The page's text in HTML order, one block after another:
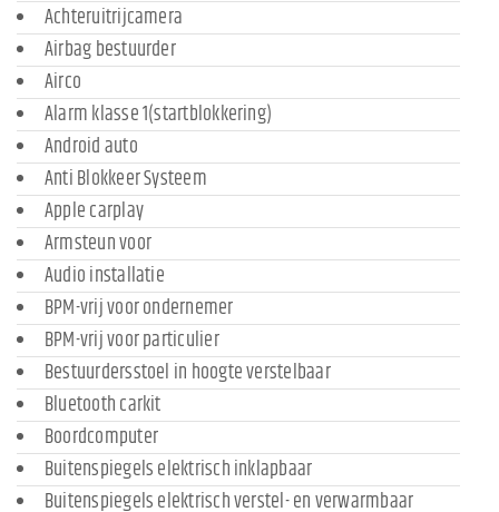
Achteruitrijcamera
Airbag bestuurder
Airco
Alarm klasse 1(startblokkering)
Android auto
Anti Blokkeer Systeem
Apple carplay
Armsteun voor
Audio installatie
BPM-vrij voor ondernemer
BPM-vrij voor particulier
Bestuurdersstoel in hoogte verstelbaar
Bluetooth carkit
Boordcomputer
Buitenspiegels elektrisch inklapbaar
Buitenspiegels elektrisch verstel- en verwarmbaar